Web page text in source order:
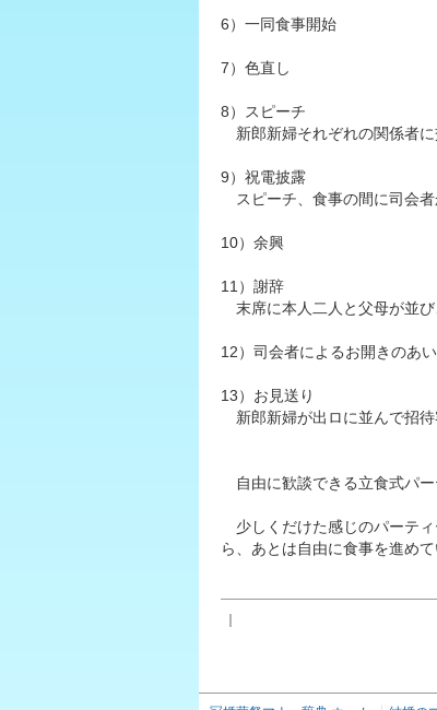
6）一同食事開始
7）色直し
8）スピーチ
新郎新婦それぞれの関係者に
9）祝電披露
スピーチ、食事の間に司会者
10）余興
11）謝辞
末席に本人二人と父母が並び
12）司会者によるお開きのあ
13）お見送り
新郎新婦が出ロに並んで招待
自由に歓談できる立食式パー
少しくだけた感じのパーティ
ら、あとは自由に食事を進め
｜